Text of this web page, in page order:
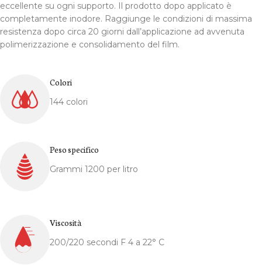
eccellente su ogni supporto. Il prodotto dopo applicato è
completamente inodore. Raggiunge le condizioni di massima
resistenza dopo circa 20 giorni dall’applicazione ad avvenuta
polimerizzazione e consolidamento del film.
Colori
144 colori
Peso specifico
Grammi 1200 per litro
Viscosità
200/220 secondi F 4 a 22° C